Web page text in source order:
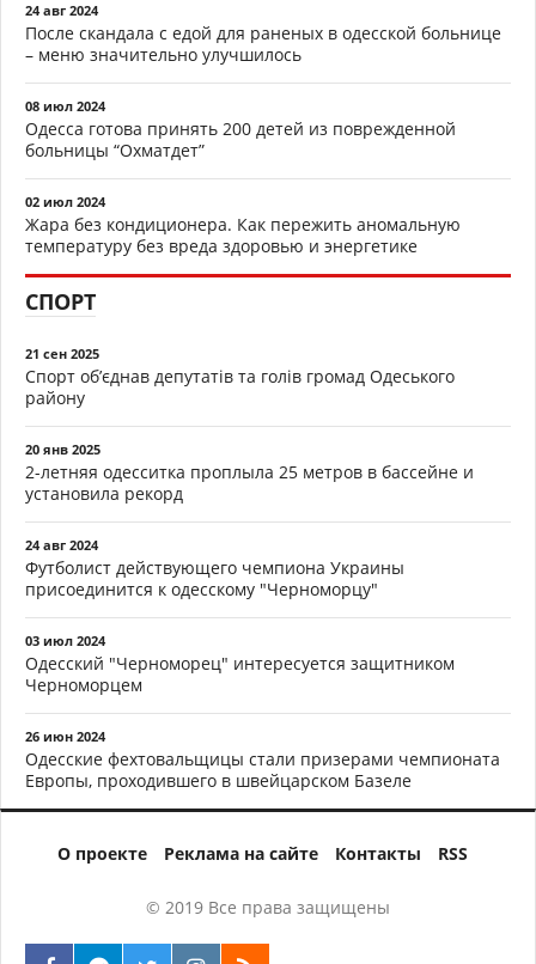
24 авг 2024
После скандала с едой для раненых в одесской больнице
– меню значительно улучшилось
08 июл 2024
Одесса готова принять 200 детей из поврежденной
больницы “Охматдет”
02 июл 2024
Жара без кондиционера. Как пережить аномальную
температуру без вреда здоровью и энергетике
СПОРТ
21 сен 2025
Спорт об’єднав депутатів та голів громад Одеського
району
20 янв 2025
2-летняя одесситка проплыла 25 метров в бассейне и
установила рекорд
24 авг 2024
Футболист действующего чемпиона Украины
присоединится к одесскому "Черноморцу"
03 июл 2024
Одесский "Черноморец" интересуется защитником
Черноморцем
26 июн 2024
Одесские фехтовальщицы стали призерами чемпионата
Европы, проходившего в швейцарском Базеле
О проекте Реклама на сайте Контакты RSS
© 2019 Все права защищены